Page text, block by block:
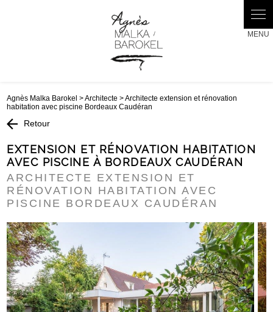
Agnès Malka Barokel >Architecte > Architecte extension et rénovation
habitation avec piscine Bordeaux Caudéran
Retour
EXTENSION ET RÉNOVATION HABITATION
AVEC PISCINE À BORDEAUX CAUDÉRAN
ARCHITECTE EXTENSION ET
RÉNOVATION HABITATION AVEC
PISCINE BORDEAUX CAUDÉRAN